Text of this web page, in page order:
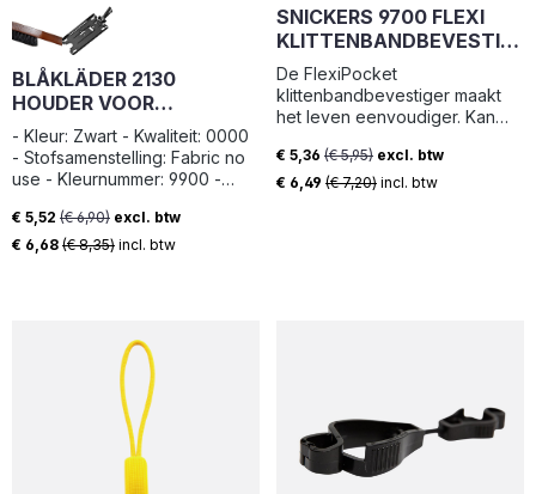
BLÅKLÄDER 2130
HOUDER VOOR
IDENTITEITSKAART
- Kleur: Zwart - Kwaliteit: 0000
- Stofsamenstelling: Fabric no
use - Kleurnummer: 9900 -
0,05
Verkoopprijs:
€ 5,52 (€ 6,90) excl. btw
€ 6,68 (€ 8,35) incl. btw
SNICKERS 9700 FLEXI
KLITTENBANDBEVESTIG
ER
De FlexiPocket
klittenbandbevestiger maakt
het leven eenvoudiger. Kan
Flexibel kies uit de vele
beschikbare accessoires en
Verkoopprijs:
€ 5,36 (€ 5,95) excl. btw
€ 6,49 (€ 7,20) incl. btw